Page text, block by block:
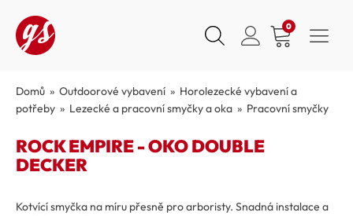
0
Domů » Outdoorové vybavení » Horolezecké vybavení a
potřeby » Lezecké a pracovní smyčky a oka » Pracovní smyčky
ROCK EMPIRE - OKO DOUBLE
DECKER
Kotvící smyčka na míru přesně pro arboristy. Snadná instalace a